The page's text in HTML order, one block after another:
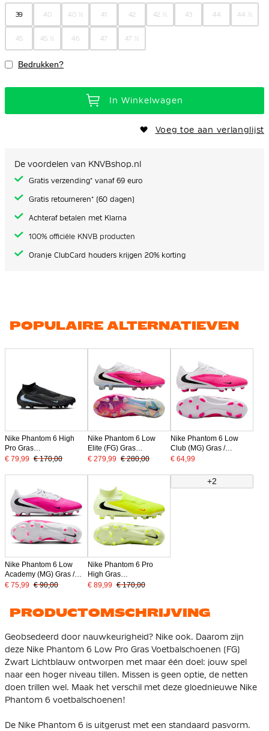
39 40 40 ½ 41 42 42 ½ 43 44 44 ½
45 45 ½ 46 47 47 ½
Bedrukken?
In Winkelwagen
Voeg toe aan verlanglijst
De voordelen van KNVBshop.nl
Gratis verzending* vanaf 69 euro
Gratis retourneren* (60 dagen)
Achteraf betalen met Klarna
100% officiële KNVB producten
Oranje ClubCard houders krijgen 20% korting
POPULAIRE ALTERNATIEVEN
Nike Phantom 6 High
Pro Gras
Voetbalschoenen (FG)
€ 79,99 € 170,00
Nike Phantom 6 Low
Elite (FG) Gras
Voetbalschoenen Wit
€ 279,99 € 280,00
Nike Phantom 6 Low
Club (MG) Gras /
Kunstgras
Felroze Zwart
€ 64,99
Nike Phantom 6 Low
Academy (MG) Gras /
Kunstgras
€ 75,99 € 90,00
Nike Phantom 6 Pro
High Gras
Voetbalschoenen (FG)
€ 89,99 € 170,00
+2
PRODUCTOMSCHRIJVING
Geobsedeerd door nauwkeurigheid? Nike ook. Daarom zijn
deze Nike Phantom 6 Low Pro Gras Voetbalschoenen (FG)
Zwart Lichtblauw ontworpen met maar één doel: jouw spel
naar een hoger niveau tillen. Missen is geen optie, de netten
doen trillen wel. Maak het verschil met deze gloednieuwe Nike
Phantom 6 voetbalschoenen!
De Nike Phantom 6 is uitgerust met een standaard pasvorm.